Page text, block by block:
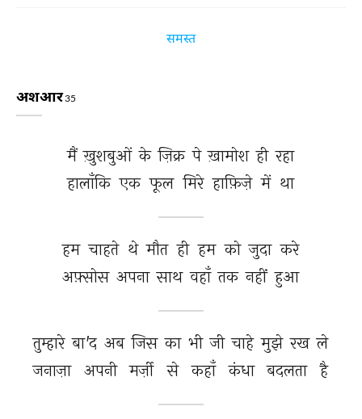
समस्त
अशआर35
मैं ख़ुशबुओं के ज़िक्र पे ख़ामोश ही रहा
हालाँकि एक फूल मिरे हाफ़िज़े में था
हम चाहते थे मौत ही हम को जुदा करे
अफ़्सोस अपना साथ वहाँ तक नहीं हुआ
तुम्हारे बा'द अब जिस का भी जी चाहे मुझे रख ले
जनाज़ा अपनी मर्ज़ी से कहाँ कंधा बदलता है